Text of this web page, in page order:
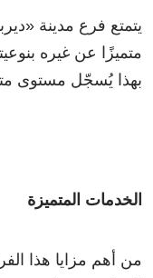
يتمتع فرع مدينة
متميزًا عن غيره
بهذا يُسجّل مستوى
الخدمات المتميزة
من أهم مزايا هذا